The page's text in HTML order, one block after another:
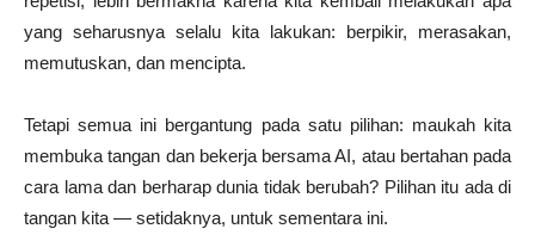
yang seharusnya selalu kita lakukan: berpikir, merasakan,
memutuskan, dan mencipta.
Tetapi semua ini bergantung pada satu pilihan: maukah kita
membuka tangan dan bekerja bersama AI, atau bertahan pada
cara lama dan berharap dunia tidak berubah? Pilihan itu ada di
tangan kita — setidaknya, untuk sementara ini.